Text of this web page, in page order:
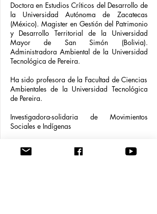
Doctora en Estudios Críticos del Desarrollo de
la Universidad Autónoma de Zacatecas
(México). Magister en Gestión del Patrimonio
y Desarrollo Territorial de la Universidad
Mayor de San Simón (Bolivia).
Administradora Ambiental de la Universidad
Tecnológica de Pereira.
Ha sido profesora de la Facultad de Ciencias
Ambientales de la Universidad Tecnológica
de Pereira.
Investigadora-solidaria de Movimientos
Sociales e Indígenas